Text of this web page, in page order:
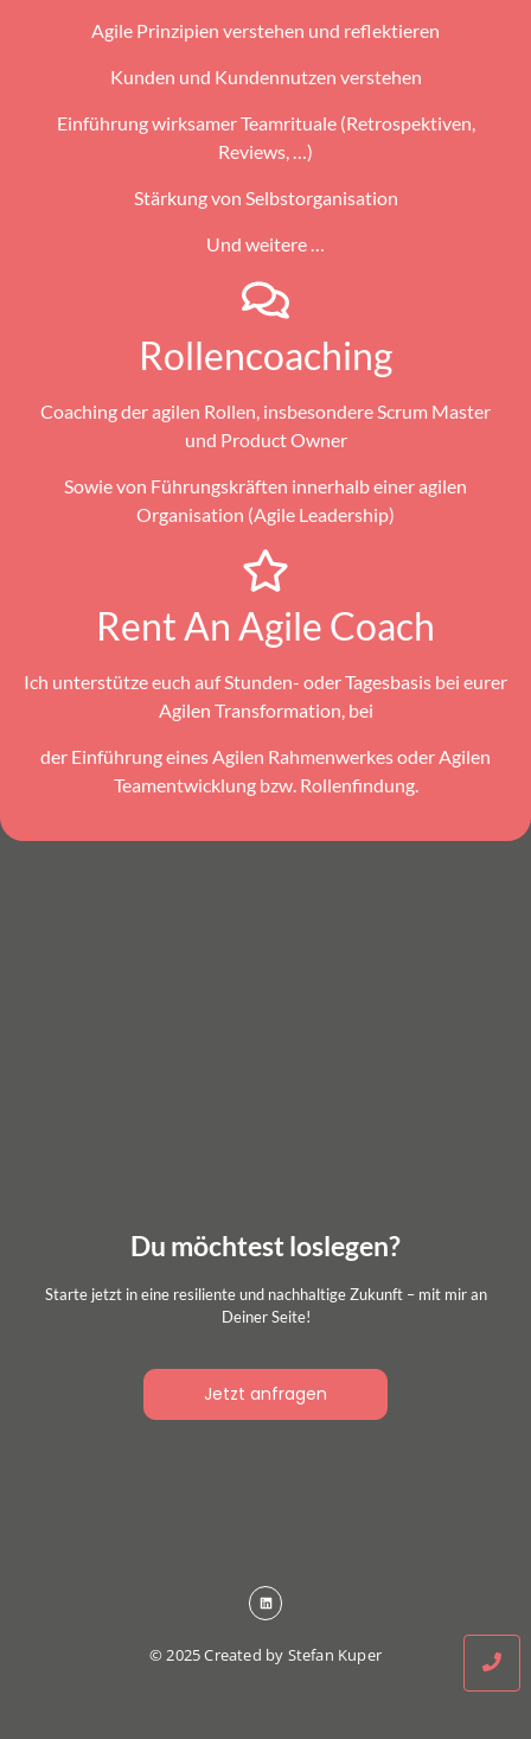
Agile Prinzipien verstehen und reflektieren
Kunden und Kundennutzen verstehen
Einführung wirksamer Teamrituale (Retrospektiven,
Reviews, …)
Stärkung von Selbstorganisation
Und weitere …
Rollencoaching
Coaching der agilen Rollen, insbesondere Scrum Master
und Product Owner
Sowie von Führungskräften innerhalb einer agilen
Organisation (Agile Leadership)
Rent An Agile Coach
Ich unterstütze euch auf Stunden- oder Tagesbasis bei eurer
Agilen Transformation, bei
der Einführung eines Agilen Rahmenwerkes oder Agilen
Teamentwicklung bzw. Rollenfindung.
Du möchtest loslegen?
Starte jetzt in eine resiliente und nachhaltige Zukunft – mit mir an
Deiner Seite!
Jetzt anfragen
© 2025 Created by Stefan Kuper